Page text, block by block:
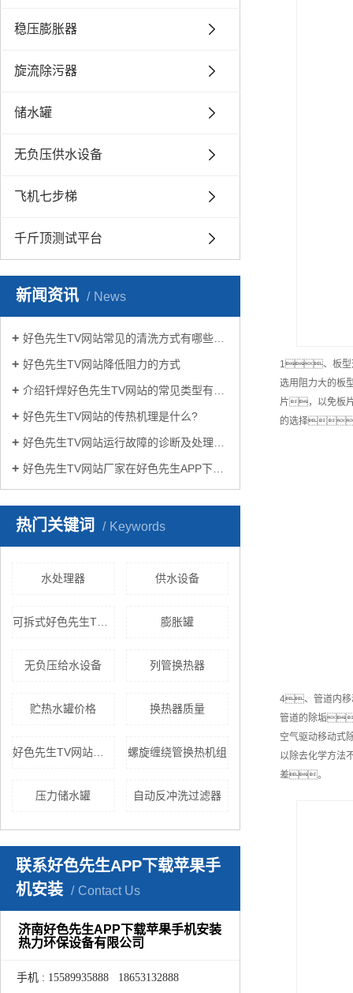
稳压膨胀器
旋流除污器
储水罐
无负压供水设备
飞机七步梯
千斤顶测试平台
新闻资讯 News
好色先生TV网站常见的清洗方式有哪些？
好色先生TV网站降低阻力的方式
介绍钎焊好色先生TV网站的常见类型有哪些
好色先生TV网站的传热机理是什么?
好色先生TV网站运行故障的诊断及处理方法
好色先生TV网站厂家在好色先生APP下载苹果手机安装生活中有哪些作用？
热门关键词 Keywords
水处理器 供水设备
膨胀罐
无负压给水设备 列管换热器
贮热水罐价格 换热器质量
螺旋缠绕管换热机组
压力储水罐 自动反冲洗过滤器
联系好色先生APP下载苹果手
机安装
Contact Us
济南好色先生APP下载苹果手机安装
热力环保设备有限公司
手机 : 15589935888 18653132888
1、板型
选用阻力大的
片，以免板
的选择：
4、管道内移
管道的除垢
空气驱动移动
以除去化学方
差。